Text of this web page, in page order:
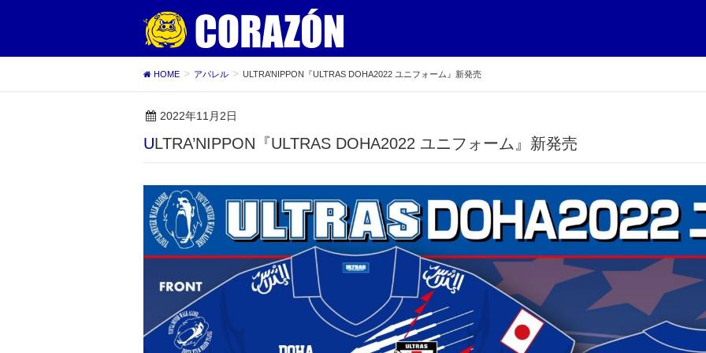
HOME アパレル ULTRA’NIPPON『ULTRAS DOHA2022 ユニフォーム』新発売
2022年11月2日
ULTRA’NIPPON『ULTRAS DOHA2022 ユニフォーム』新発売